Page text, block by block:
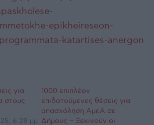
epikheireseon-
katartises-anergon
για
στους
6:28 μμ
1000 επιπλέον
επιδοτούμενες θέσεις για
απασχόληση ΑμεΑ σε
Δήμους – Ξεκινούν οι